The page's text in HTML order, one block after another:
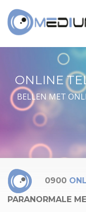
ONLINE
BELLEN MET
0900
PARANORMALE